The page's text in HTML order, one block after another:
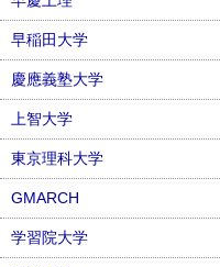
早稲田大学
慶應義塾大学
上智大学
東京理科大学
GMARCH
学習院大学